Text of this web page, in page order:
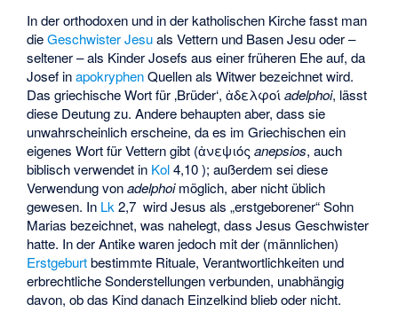
In der orthodoxen und in der katholischen Kirche fasst man
dieGeschwister Jesuals Vettern und Basen Jesu oder –
seltener – als Kinder Josefs aus einer früheren Ehe auf, da
Josef inapokryphenQuellen als Witwer bezeichnet wird.
Das griechische Wort für ‚Brüder‘,ἀδελφοί adelphoi, lässt
diese Deutung zu. Andere behaupten aber, dass sie
unwahrscheinlich erscheine, da es im Griechischen ein
eigenes Wort für Vettern gibt (ἀνεψιός anepsios, auch
biblisch verwendet in Kol4,10 ); außerdem sei diese
Verwendung vonadelphoimöglich, aber nicht üblich
gewesen. In Lk2,7 wird Jesus als „erstgeborener“ Sohn
Marias bezeichnet, was nahelegt, dass Jesus Geschwister
hatte. In der Antike waren jedoch mit der (männlichen)
Erstgeburtbestimmte Rituale, Verantwortlichkeiten und
erbrechtliche Sonderstellungen verbunden, unabhängig
davon, ob das Kind danach Einzelkind blieb oder nicht.